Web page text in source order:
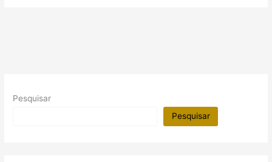
Pesquisar
Pesquisar